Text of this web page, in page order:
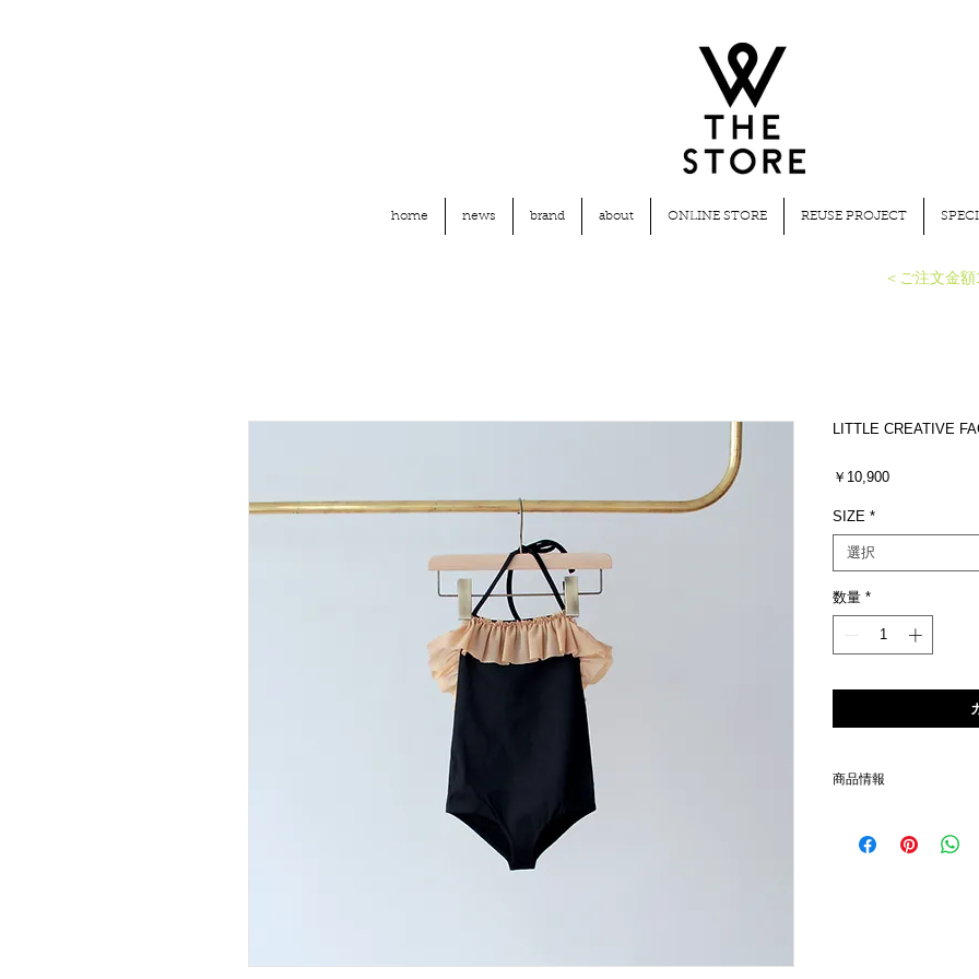
home news brand about ONLINE STORE REUSE PROJECT
LITTLE CREATIVE
￥10,900価
SIZE *
選択
数量 *
商品情報
ポリアミド90%、エラスパ
＜ご注文金